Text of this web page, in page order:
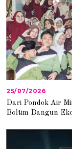
25/07/2026
5
/
0
/
Dari Pondok Air
Boltim Bangun